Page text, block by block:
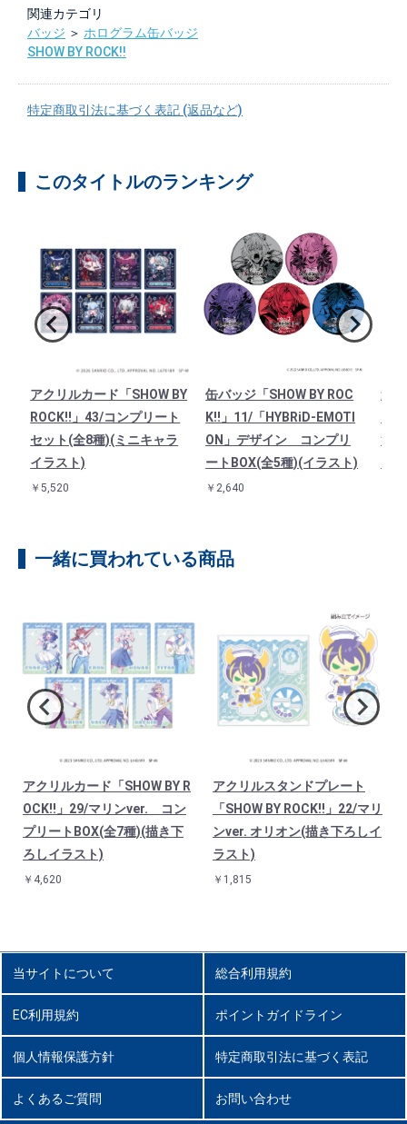
関連カテゴリ
バッジ ＞ ホログラム缶バッジ
SHOW BY ROCK!!
特定商取引法に基づく表記 (返品など)
このタイトルのランキング
アクリルカード「SHOW BY
ROCK!!」43/コンプリート
セット(全8種)(ミニキャラ
イラスト)
￥5,520
缶バッジ「SHOW BY ROC
K!!」11/「HYBRiD-EMOTI
ON」デザイン コンプリ
ートBOX(全5種)(イラスト)
￥2,640
連
法
一緒に買われている商品
アクリルカード「SHOW BY R
OCK!!」29/マリンver. コン
プリートBOX(全7種)(描き下
ろしイラスト)
￥4,620
アクリルスタンドプレート
「SHOW BY ROCK!!」22/マリ
ンver. オリオン(描き下ろしイ
ラスト)
￥1,815
当サイトについて 総合利用規約
EC利用規約 ポイントガイドライン
個人情報保護方針 特定商取引法に基づく表記
よくあるご質問 お問い合わせ